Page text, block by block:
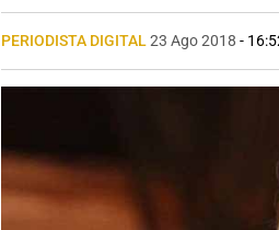
PERIODISTA DIGITAL 23 Ago 2018 -